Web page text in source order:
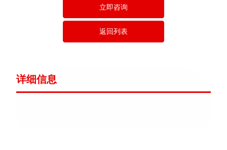
立即咨询
返回列表
详细信息